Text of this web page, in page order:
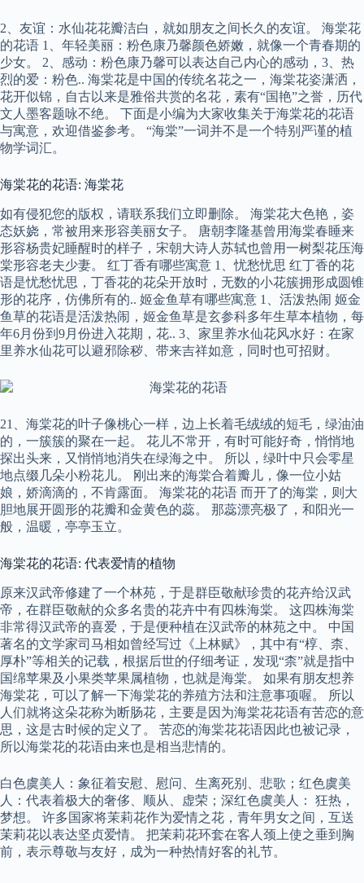
2、友谊：水仙花花瓣洁白，就如朋友之间长久的友谊。 海棠花
的花语 1、年轻美丽：粉色康乃馨颜色娇嫩，就像一个青春期的
少女。 2、感动：粉色康乃馨可以表达自己内心的感动，3、热
烈的爱：粉色.. 海棠花是中国的传统名花之一，海棠花姿潇洒，
花开似锦，自古以来是雅俗共赏的名花，素有“国艳”之誉，历代
文人墨客题咏不绝。 下面是小编为大家收集关于海棠花的花语
与寓意，欢迎借鉴参考。 “海棠”一词并不是一个特别严谨的植
物学词汇。
海棠花的花语: 海棠花
如有侵犯您的版权，请联系我们立即删除。 海棠花大色艳，姿
态妖娆，常被用来形容美丽女子。 唐朝李隆基曾用海棠春睡来
形容杨贵妃睡醒时的样子，宋朝大诗人苏轼也曾用一树梨花压海
棠形容老夫少妻。 红丁香有哪些寓意 1、忧愁忧思 红丁香的花
语是忧愁忧思，丁香花的花朵开放时，无数的小花簇拥形成圆锥
形的花序，仿佛所有的.. 姬金鱼草有哪些寓意 1、活泼热闹 姬金
鱼草的花语是活泼热闹，姬金鱼草是玄参科多年生草本植物，每
年6月份到9月份进入花期，花.. 3、家里养水仙花风水好：在家
里养水仙花可以避邪除秽、带来吉祥如意，同时也可招财。
21、海棠花的叶子像桃心一样，边上长着毛绒绒的短毛，绿油油
的，一簇簇的聚在一起。 花儿不常开，有时可能好奇，悄悄地
探出头来，又悄悄地消失在绿海之中。 所以，绿叶中只会零星
地点缀几朵小粉花儿。 刚出来的海棠合着瓣儿，像一位小姑
娘，娇滴滴的，不肯露面。 海棠花的花语 而开了的海棠，则大
胆地展开圆形的花瓣和金黄色的蕊。 那蕊漂亮极了，和阳光一
般，温暖，亭亭玉立。
海棠花的花语: 代表爱情的植物
原来汉武帝修建了一个林苑，于是群臣敬献珍贵的花卉给汉武
帝，在群臣敬献的众多名贵的花卉中有四株海棠。 这四株海棠
非常得汉武帝的喜爱，于是便种植在汉武帝的林苑之中。 中国
著名的文学家司马相如曾经写过《上林赋》，其中有“椁、柰、
厚朴”等相关的记载，根据后世的仔细考证，发现“柰”就是指中
国绵苹果及小果类苹果属植物，也就是海棠。 如果有朋友想养
海棠花，可以了解一下海棠花的养殖方法和注意事项喔。 所以
人们就将这朵花称为断肠花，主要是因为海棠花花语有苦恋的意
思，这是古时候的定义了。 苦恋的海棠花花语因此也被记录，
所以海棠花的花语由来也是相当悲情的。
白色虞美人：象征着安慰、慰问、生离死别、悲歌；红色虞美
人：代表着极大的奢侈、顺从、虚荣；深红色虞美人： 狂热，
梦想。 许多国家将茉莉花作为爱情之花，青年男女之间，互送
茉莉花以表达坚贞爱情。 把茉莉花环套在客人颈上使之垂到胸
前，表示尊敬与友好，成为一种热情好客的礼节。